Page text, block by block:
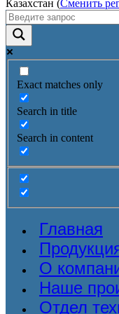
Казахстан (Сменить
Exact matches only
Search in title
Search in content
Главная
О
Наше
Отдел